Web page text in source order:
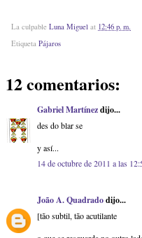
La culpable Luna Miguel at 12:46 p. m.
Etiqueta Pájaros
12 comentarios:
Gabriel Martínezdijo...
des do blar se
y así...
14 de octubre de 2011 a las
João A. Quadradodijo...
[tão subtil, tão acutilante